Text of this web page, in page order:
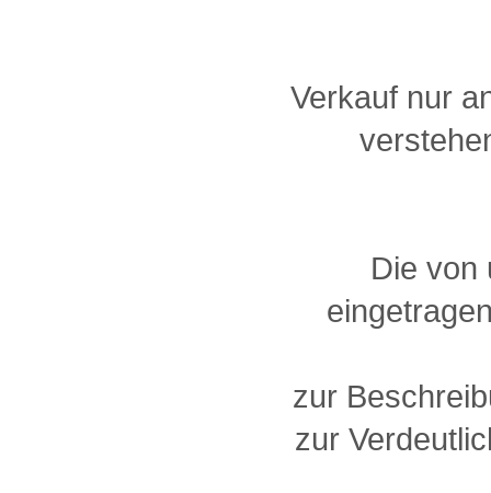
Verkauf nur
Die von
zur
zur